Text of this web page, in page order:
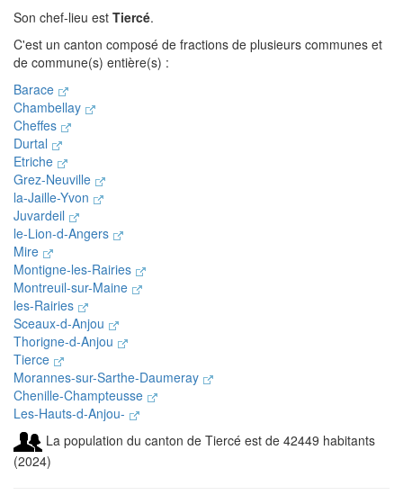
Son chef-lieu est Tiercé.
C'est un canton composé de fractions de plusieurs communes et
de commune(s) entière(s) :
Barace
Chambellay
Cheffes
Durtal
Etriche
Grez-Neuville
la-Jaille-Yvon
Juvardeil
le-Lion-d-Angers
Mire
Montigne-les-Rairies
Montreuil-sur-Maine
les-Rairies
Sceaux-d-Anjou
Thorigne-d-Anjou
Tierce
Morannes-sur-Sarthe-Daumeray
Chenille-Champteusse
Les-Hauts-d-Anjou-
La population du canton de Tiercé est de 42449 habitants
(2024)